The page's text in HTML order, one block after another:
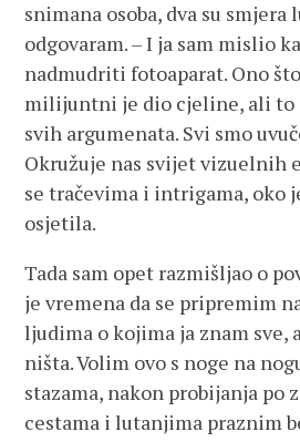
snimana osoba, dva su smjera
odgovaram. – I ja sam mislio
nadmudriti fotoaparat. Ono
milijuntni je dio cjeline, ali to
svih argumenata. Svi smo
Okružuje nas svijet vizuelnih
se tračevima i intrigama, oko
osjetila.
Tada sam opet razmišljao o
je vremena da se pripremim
ljudima o kojima ja znam sve,
ništa. Volim ovo s noge na
stazama, nakon probijanja po
cestama i lutanjima praznim